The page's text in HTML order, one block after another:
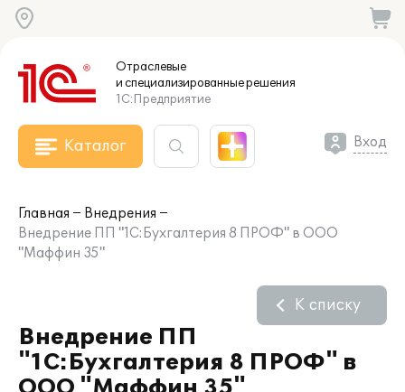
Отраслевые
и специализированныерешения
1С:Предприятие
Каталог Вход
Главная
Внедрения
Внедрение ПП "1C:Бухгалтерия 8 ПРОФ" в ООО
"Маффин 35"
Внедрение ПП
"1C:Бухгалтерия 8 ПРОФ" в
К списку